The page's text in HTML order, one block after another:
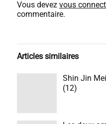
Vous devez vous
commentaire.
Articles similaires
Shin Jin
(12)